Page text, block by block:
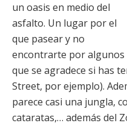
un oasis en medio del
asfalto. Un lugar por el
que pasear y no
encontrarte por algunos
que se agradece si has
Street, por ejemplo).
parece casi una jungla,
cataratas,… además del